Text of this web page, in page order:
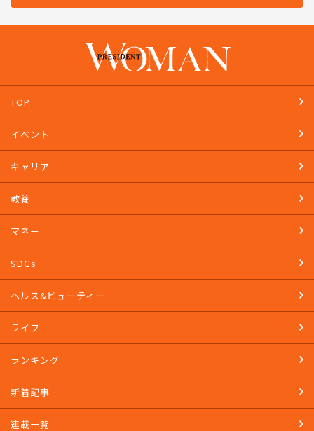
TOP
イベント
キャリア
教養
マネー
SDGs
ヘルス&ビューティー
ライフ
ランキング
新着記事
連載一覧